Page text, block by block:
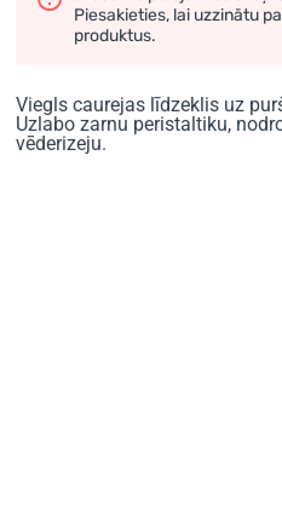
Viegls caurejas līdzeklis uz
Uzlabo zarnu peristaltiku,
vēderizeju.
Piesakieties, lai uzzinātu
produktus.